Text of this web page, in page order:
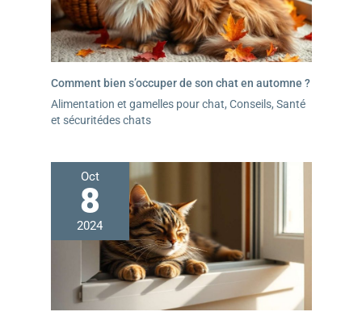
Comment bien s’occuper de son chat en automne ?
Alimentation et gamelles pour chat, Conseils, Santé
et sécuritédes chats
Oct
8
2024